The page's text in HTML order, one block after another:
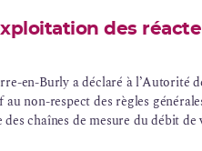
des
en-Burly a déclaré à l’Autorité
non-respect des règles
chaînes de mesure du débit de